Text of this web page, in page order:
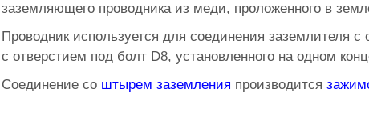
заземляющего проводника из меди, проложенного в
Проводник используется для соединения заземлителя
с отверстием под болт D8, установленного на одном
Соединение со штырем заземления производится